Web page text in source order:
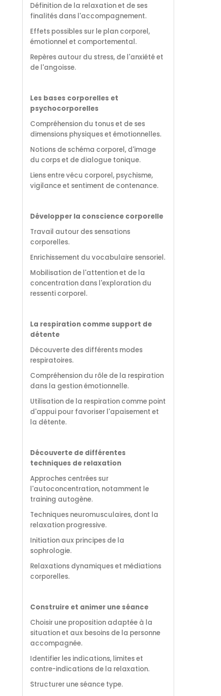
Définition de la relaxation et de ses
finalités dans l'accompagnement.
Effets possibles sur le plan corporel,
émotionnel et comportemental.
Repères autour du stress, de l'anxiété et
de l'angoisse.
Les bases corporelles et
psychocorporelles
Compréhension du tonus et de ses
dimensions physiques et émotionnelles.
Notions de schéma corporel, d'image
du corps et de dialogue tonique.
Liens entre vécu corporel, psychisme,
vigilance et sentiment de contenance.
Développer la conscience corporelle
Travail autour des sensations
corporelles.
Enrichissement du vocabulaire sensoriel.
Mobilisation de l'attention et de la
concentration dans l'exploration du
ressenti corporel.
La respiration comme support de
détente
Découverte des différents modes
respiratoires.
Compréhension du rôle de la respiration
dans la gestion émotionnelle.
Utilisation de la respiration comme point
d'appui pour favoriser l'apaisement et
la détente.
Découverte de différentes
techniques de relaxation
Approches centrées sur
l'autoconcentration, notamment le
training autogène.
Techniques neuromusculaires, dont la
relaxation progressive.
Initiation aux principes de la
sophrologie.
Relaxations dynamiques et médiations
corporelles.
Construire et animer une séance
Choisir une proposition adaptée à la
situation et aux besoins de la personne
accompagnée.
Identifier les indications, limites et
contre-indications de la relaxation.
Structurer une séance type.